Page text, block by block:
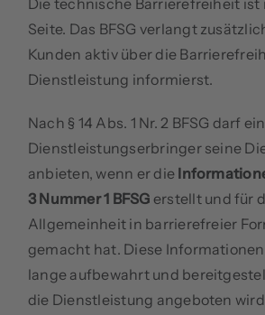
Die technische Barrierefreiheit ist
Seite. Das BFSG verlangt
Kunden aktiv über die
Dienstleistung informierst.
Nach § 14 Abs. 1 Nr. 2 BFSG darf ein
Dienstleistungserbringer seine
anbieten, wenn er die
3 Nummer 1 BFSG erstellt und für
Allgemeinheit in barrierefreier
gemacht hat. Diese
lange aufbewahrt und
die Dienstleistung angeboten